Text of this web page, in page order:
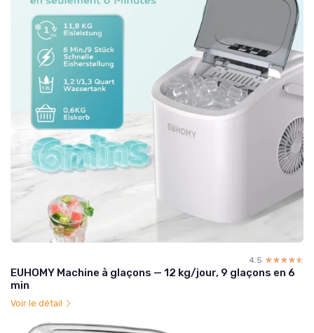
4.5 ☆☆☆☆☆
★★★★★
EUHOMY Machine à glaçons — 12 kg/jour, 9 glaçons en 6
min
Voir le détail